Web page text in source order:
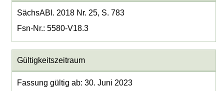
SächsABl. 2018 Nr. 25, S. 783
Fsn-Nr.: 5580-V18.3
Gültigkeitszeitraum
Fassung gültig ab: 30. Juni 2023